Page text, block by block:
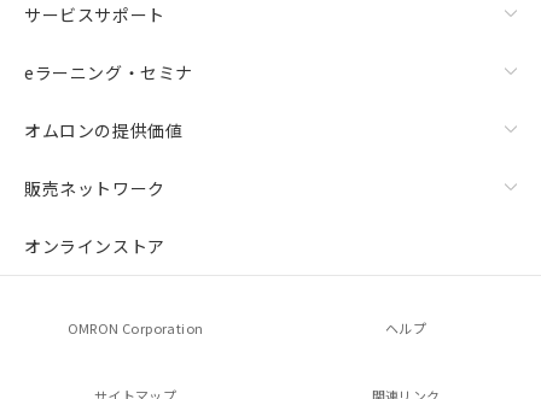
サービスサポート
eラーニング・セミナ
オムロンの提供価値
販売ネットワーク
オンラインストア
OMRON Corporation ヘルプ